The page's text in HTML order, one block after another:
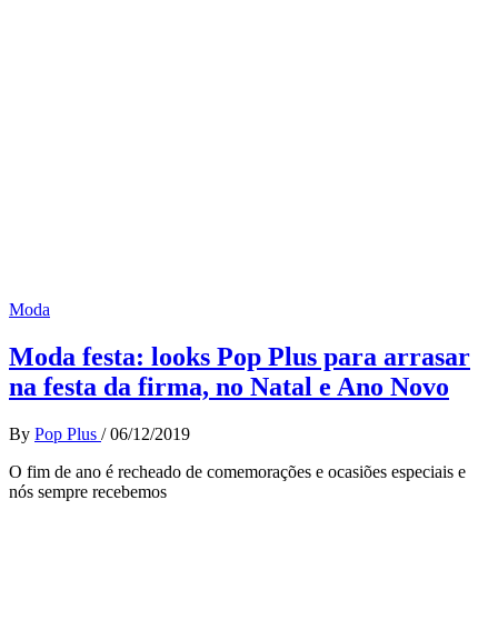
Moda
Moda festa: looks Pop Plus para arrasar
na festa da firma, no Natal e Ano Novo
By Pop Plus / 06/12/2019
O fim de ano é recheado de comemorações e ocasiões especiais e
nós sempre recebemos